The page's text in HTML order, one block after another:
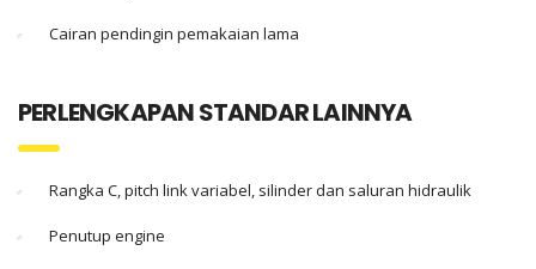
Cairan pendingin pemakaian lama
PERLENGKAPAN STANDAR LAINNYA
Rangka C, pitch link variabel, silinder dan saluran hidraulik
Penutup engine